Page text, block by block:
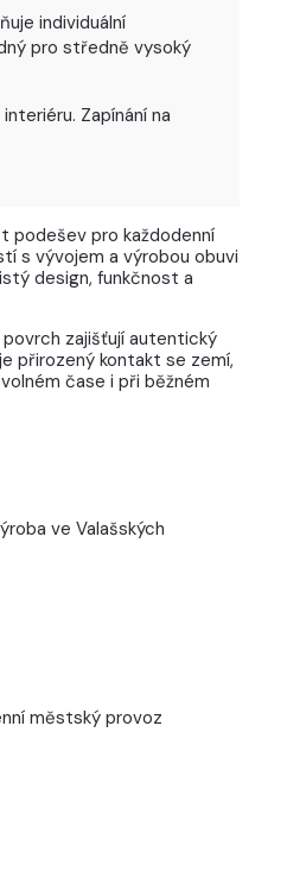
individuální
pro středně vysoký
Zapínání na
podešev pro každodenní
s vývojem a výrobou obuvi
design, funkčnost a
zajišťují autentický
přirozený kontakt se zemí,
čase i při běžném
ve Valašských
městský provoz